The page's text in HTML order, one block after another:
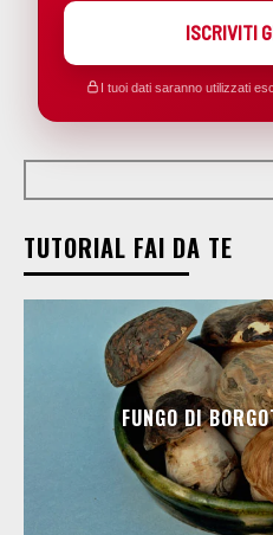
ISCRIVITI
I tuoi dati saranno utilizzati
TUTORIAL FAI DA TE
FUNGO DI